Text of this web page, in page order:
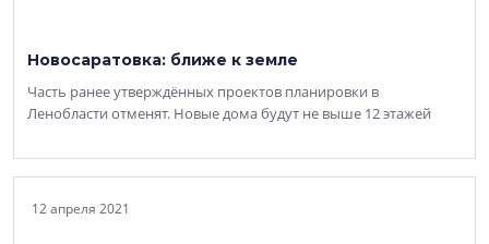
Новосаратовка: ближе к земле
Часть ранее утверждённых проектов планировки в
Ленобласти отменят. Новые дома будут не выше 12 этажей
12 апреля 2021